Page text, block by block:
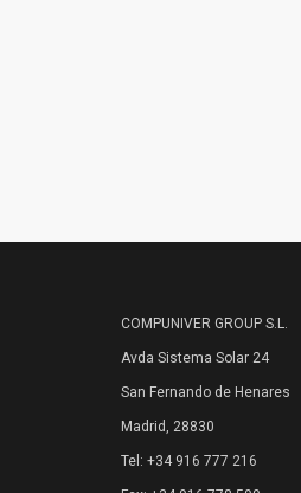
COMPUNIVER GROUP S.L.
Avda Sistema Solar 24
San Fernando de Henares
Madrid, 28830
Tel: +34 916 777 216